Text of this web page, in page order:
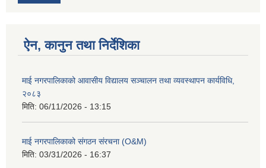
ऐन, कानुन तथा निर्देशिका
माई नगरपालिकाको आवासीय विद्यालय सञ्चालन तथा व्यवस्थापन कार्यविधि,
२०८३
मिति: 06/11/2026 - 13:15
माई नगरपालिकाको संगठन संरचना (O&M)
मिति: 03/31/2026 - 16:37